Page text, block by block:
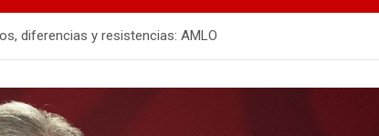
diferencias y resistencias: AMLO